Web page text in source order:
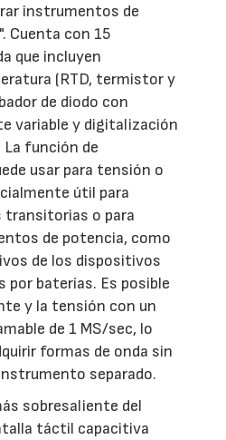
instrumentos de
Cuenta con 15
que incluyen
(RTD, termistor y
de diodo con
variable y digitalización
función de
usar para tensión o
útil para
transitorias o para
de potencia, como
de los dispositivos
por baterías. Es posible
y la tensión con un
de 1 MS/sec, lo
formas de onda sin
separado.
sobresaliente del
táctil capacitiva